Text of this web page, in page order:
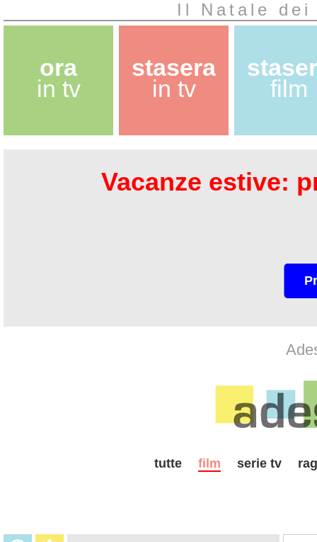
Il Natale
ora
in tv
stasera
in tv
film
Vacanze estive:
tutte film serie tv